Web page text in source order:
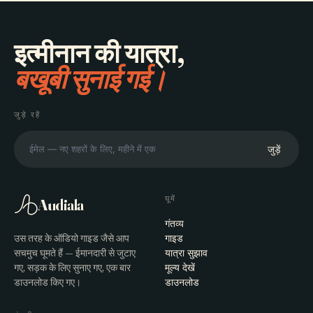
इत्मीनान की यात्रा,
बखूबी सुनाई गई।
जुड़े रहें
जुड़ें
Audiala
उस तरह के ऑडियो गाइड जैसे आप
सचमुच घूमते हैं — ईमानदारी से जुटाए
गए, सड़क के लिए सुनाए गए, एक बार
डाउनलोड किए गए।
घूमें
गंतव्य
गाइड
यात्रा सुझाव
मूल्य देखें
डाउनलोड